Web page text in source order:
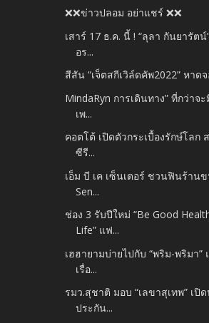
❌❌ข่าวปลอม อย่าแชร์ ❌❌
เสาร์ 17 ธ.ค. นี้ ! “ลุลา กันยารัต
อร...
สีสัน “เจ็ตสกีเวิล์ดคัพ2022” หาด
MindaRyn การเดินทาง” ที่กว่าจ
เพ...
คอตโต้ เปิดตัวกระเบื้องรักษ์โลก
ซีรี...
เอ็ม บี เค เซ็นเตอร์ ชวนฟินร้าน
Sen...
ช่อง 3 รับปีใหม่ “Be Good
Life” แฟ...
เฮฮายามบ่ายไปกับ “พริม-พริมา
เรื่อ...
รมว.สุชาติ มอบ “เลขาสุเทพ” เปิ
ประกัน...